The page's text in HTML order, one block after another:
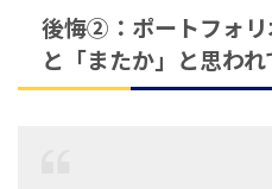
後悔②：ポートフォリ
と「またか」と思わ